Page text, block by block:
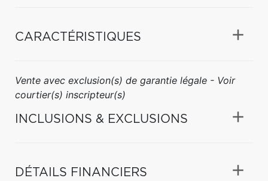
CARACTÉRISTIQUES
Vente avec exclusion(s) de garantie légale - Voir
courtier(s) inscripteur(s)
INCLUSIONS & EXCLUSIONS
DÉTAILS FINANCIERS